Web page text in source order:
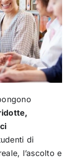
di
l’ascolto e